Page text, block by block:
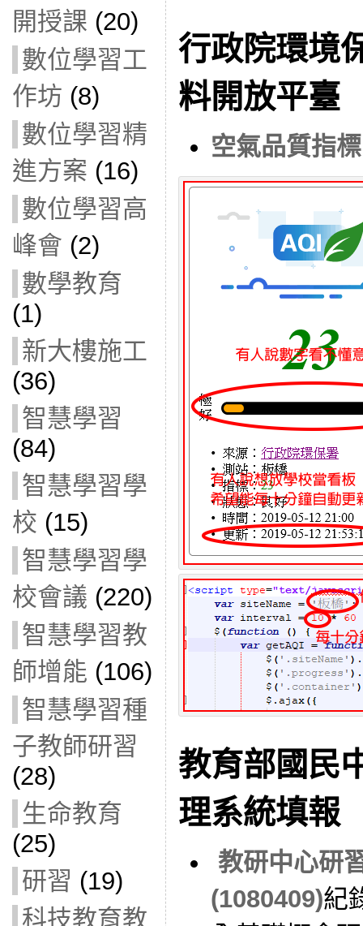
開授課 (20)
數位學習工
作坊 (8)
數位學習精
進方案 (16)
數位學習高
峰會 (2)
數學教育
(1)
新大樓施工
(36)
智慧學習
(84)
智慧學習學
校 (15)
智慧學習學
校會議 (220)
智慧學習教
師增能 (106)
智慧學習種
子教師研習
(28)
生命教育
(25)
研習 (19)
科技教育教
行政院環境
料開放平臺
空氣品質指
教育部國民
理系統填報
教研中心研
(1080409)紀